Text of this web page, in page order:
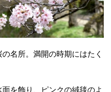
名所。満開の時期にはたく
を飾り、ピンクの絨毯のよ